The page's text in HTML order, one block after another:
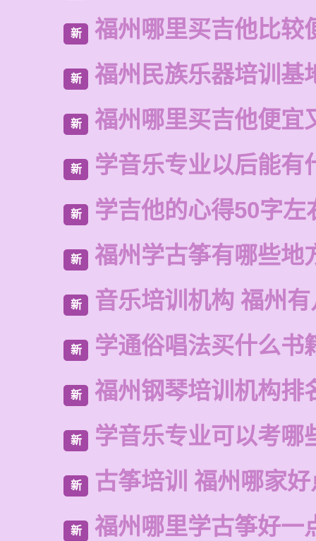
新 福州哪里买吉他比较
新 福州民族乐器培训基
新 福州哪里买吉他便宜
新 学音乐专业以后能有
新 学吉他的心得50字左
新 福州学古筝有哪些地
新 音乐培训机构 福州
新 学通俗唱法买什么书
新 福州钢琴培训机构排
新 学音乐专业可以考哪
新 古筝培训 福州哪家好
新 福州哪里学古筝好一